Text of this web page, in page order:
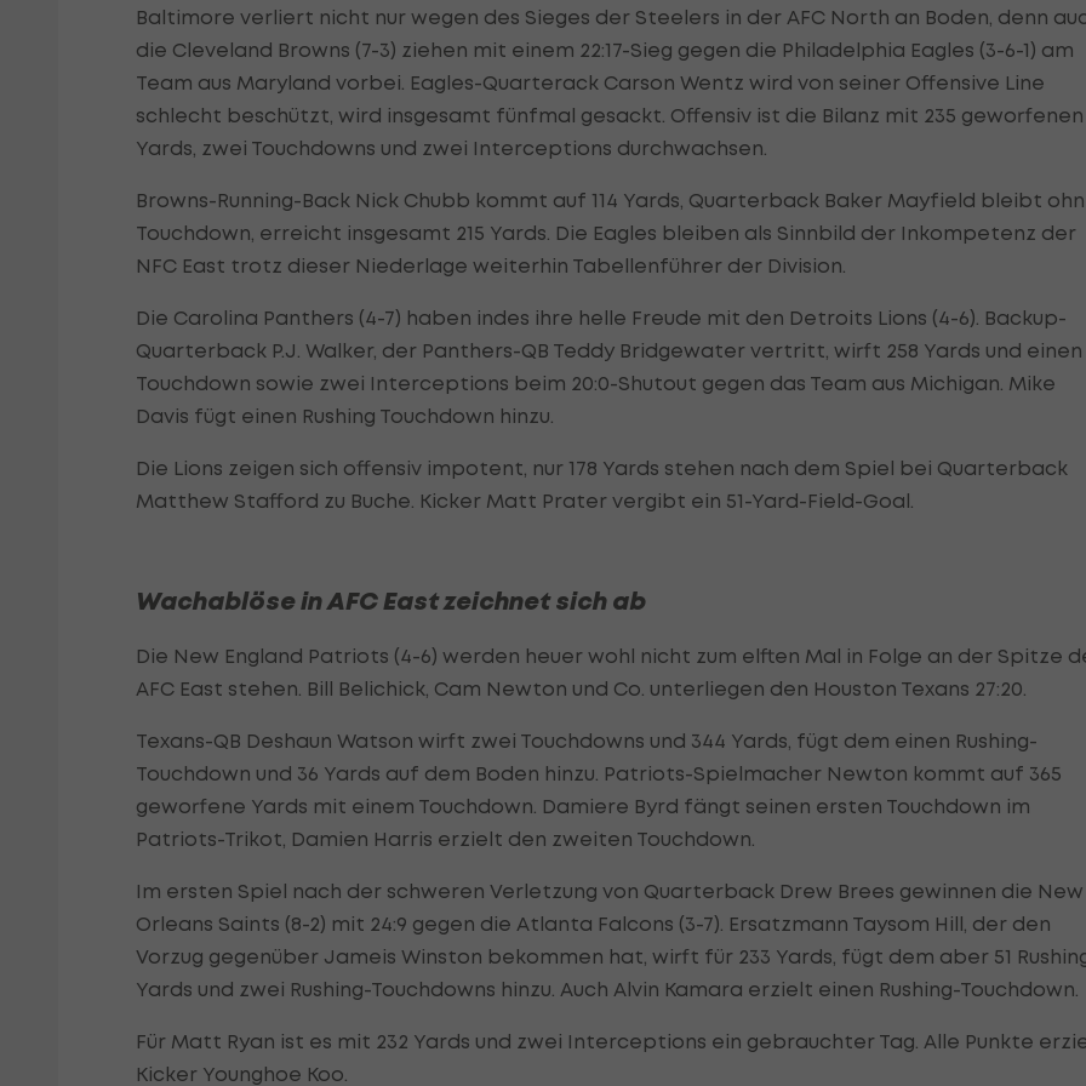
Baltimore verliert nicht nur wegen des Sieges der Steelers in der AFC North an Boden, denn
die Cleveland Browns (7-3) ziehen mit einem 22:17-Sieg gegen die Philadelphia Eagles (3-6-1) am
Team aus Maryland vorbei. Eagles-Quarterack Carson Wentz wird von seiner Offensive Line
schlecht beschützt, wird insgesamt fünfmal gesackt. Offensiv ist die Bilanz mit 235 geworfenen
Yards, zwei Touchdowns und zwei Interceptions durchwachsen.
Browns-Running-Back Nick Chubb kommt auf 114 Yards, Quarterback Baker Mayfield bleibt
Touchdown, erreicht insgesamt 215 Yards. Die Eagles bleiben als Sinnbild der Inkompetenz der
NFC East trotz dieser Niederlage weiterhin Tabellenführer der Division.
Die Carolina Panthers (4-7) haben indes ihre helle Freude mit den Detroits Lions (4-6). Backup-
Quarterback P.J. Walker, der Panthers-QB Teddy Bridgewater vertritt, wirft 258 Yards und einen
Touchdown sowie zwei Interceptions beim 20:0-Shutout gegen das Team aus Michigan. Mike
Davis fügt einen Rushing Touchdown hinzu.
Die Lions zeigen sich offensiv impotent, nur 178 Yards stehen nach dem Spiel bei Quarterback
Matthew Stafford zu Buche. Kicker Matt Prater vergibt ein 51-Yard-Field-Goal.
Wachablöse in AFC East zeichnet sich ab
Die New England Patriots (4-6) werden heuer wohl nicht zum elften Mal in Folge an der Spitze
AFC East stehen. Bill Belichick, Cam Newton und Co. unterliegen den Houston Texans 27:20.
Texans-QB Deshaun Watson wirft zwei Touchdowns und 344 Yards, fügt dem einen Rushing-
Touchdown und 36 Yards auf dem Boden hinzu. Patriots-Spielmacher Newton kommt auf 365
geworfene Yards mit einem Touchdown. Damiere Byrd fängt seinen ersten Touchdown im
Patriots-Trikot, Damien Harris erzielt den zweiten Touchdown.
Im ersten Spiel nach der schweren Verletzung von Quarterback Drew Brees gewinnen die New
Orleans Saints (8-2) mit 24:9 gegen die Atlanta Falcons (3-7). Ersatzmann Taysom Hill, der den
Vorzug gegenüber Jameis Winston bekommen hat, wirft für 233 Yards, fügt dem aber 51
Yards und zwei Rushing-Touchdowns hinzu. Auch Alvin Kamara erzielt einen Rushing-Touchdown.
Für Matt Ryan ist es mit 232 Yards und zwei Interceptions ein gebrauchter Tag. Alle Punkte
Kicker Younghoe Koo.